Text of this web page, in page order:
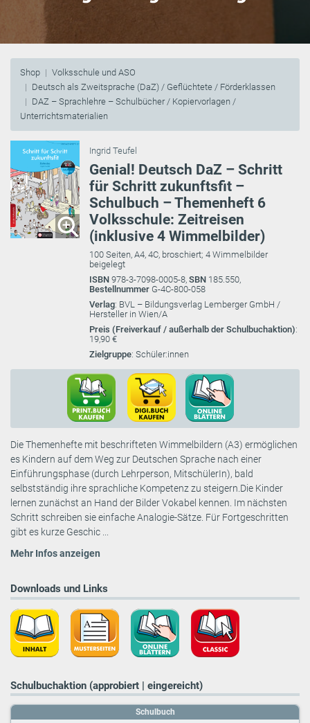
Shop
Volksschule und ASO
Deutsch als Zweitsprache (DaZ) / Geflüchtete / Förderklassen
DAZ – Sprachlehre – Schulbücher / Kopiervorlagen /
Unterrichtsmaterialien
Ingrid Teufel
Genial! Deutsch DaZ – Schritt
für Schritt zukunftsfit –
Schulbuch – Themenheft 6
Volksschule: Zeitreisen
(inklusive 4 Wimmelbilder)
100 Seiten, A4, 4C, broschiert; 4 Wimmelbilder
beigelegt
ISBN 978-3-7098-0005-8, SBN 185.550,
Bestellnummer G-4C-800-058
Verlag: BVL – Bildungsverlag Lemberger GmbH /
Hersteller in Wien/A
Preis (Freiverkauf / außerhalb der Schulbuchaktion):
19,90 €
Zielgruppe: Schüler:innen
Die Themenhefte mit beschrifteten Wimmelbildern (A3) ermöglichen
es Kindern auf dem Weg zur Deutschen Sprache nach einer
Einführungsphase (durch Lehrperson, MitschülerIn), bald
selbstständig ihre sprachliche Kompetenz zu steigern.Die Kinder
lernen zunächst an Hand der Bilder Vokabel kennen. Im nächsten
Schritt schreiben sie einfache Analogie-Sätze. Für Fortgeschritten
gibt es kurze Geschic ...
Mehr Infos anzeigen
Downloads und Links
Schulbuchaktion (approbiert | eingereicht)
Schulbuch